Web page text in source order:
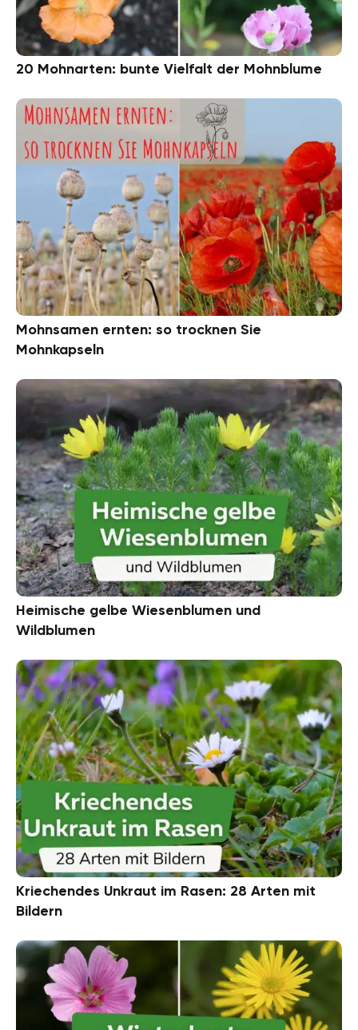
20 Mohnarten: bunte Vielfalt der Mohnblume
Mohnsamen ernten: so trocknen Sie
Mohnkapseln
Heimische gelbe Wiesenblumen und
Wildblumen
Kriechendes Unkraut im Rasen: 28 Arten mit
Bildern